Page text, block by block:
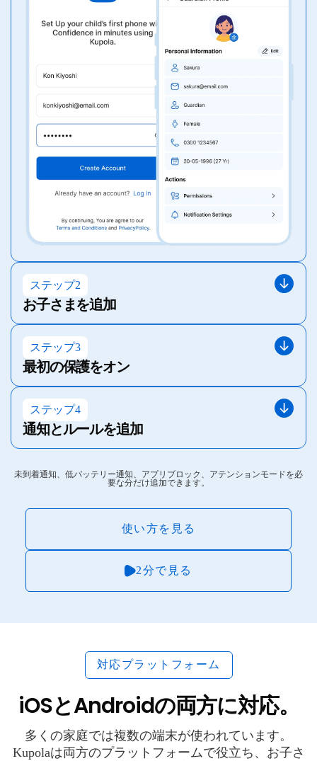
ステップ2
お子さまを追加
ステップ3
最初の保護をオン
ステップ4
通知とルールを追加
未到着通知、低バッテリー通知、アプリブロック、アテンションモードを必
要な分だけ追加できます。
使い方を見る
2分で見る
対応プラットフォーム
iOSとAndroidの両方に対応。
多くの家庭では複数の端末が使われています。
Kupolaは両方のプラットフォームで役立ち、お子さ